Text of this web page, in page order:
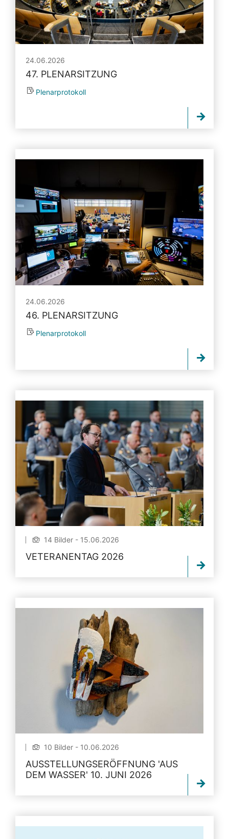
24.06.2026
47. PLENARSITZUNG
Plenarprotokoll
24.06.2026
46. PLENARSITZUNG
Plenarprotokoll
14 Bilder - 15.06.2026
VETERANENTAG 2026
10 Bilder - 10.06.2026
AUSSTELLUNGSERÖFFNUNG 'AUS
DEM WASSER' 10. JUNI 2026